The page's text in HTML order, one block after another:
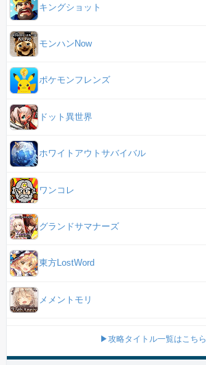
キングショット
モンハンNow
ポケモンフレンズ
ドット異世界
ホワイトアウトサバイバル
ワンコレ
グランドサマナーズ
東方LostWord
メメントモリ
▶攻略タイトル一覧はこちら